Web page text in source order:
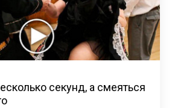
секунд, а смеяться